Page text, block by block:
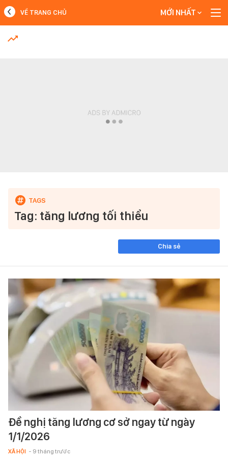
MỚI NHẤT
VỀ TRANG CHỦ MỚI NHẤT
Tag: tăng lương tối thiểu
Chia sẻ
Đề nghị tăng lương cơ sở ngay từ ngày
1/1/2026
XÃ HỘI - 9 tháng trước